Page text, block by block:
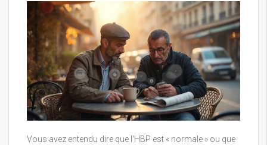
Vous avez entendu dire que l'HBP est « normale » ou que